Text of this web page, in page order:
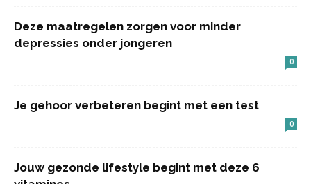
Deze maatregelen zorgen voor minder
depressies onder jongeren
0
Je gehoor verbeteren begint met een test
0
Jouw gezonde lifestyle begint met deze 6